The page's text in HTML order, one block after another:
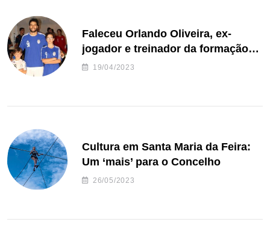
Faleceu Orlando Oliveira, ex-
jogador e treinador da formação
de andebol do Feirense
19/04/2023
Cultura em Santa Maria da Feira:
Um ‘mais’ para o Concelho
26/05/2023